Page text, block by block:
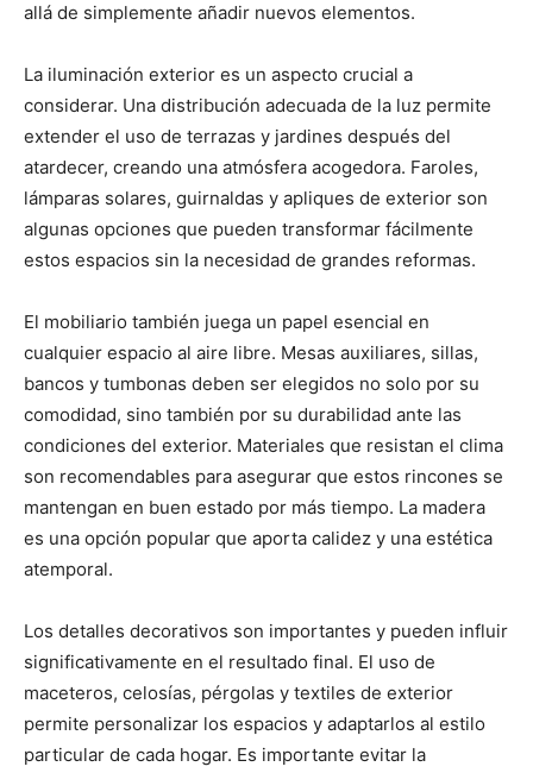
allá de simplemente añadir nuevos elementos.
La iluminación exterior es un aspecto crucial a
considerar. Una distribución adecuada de la luz permite
extender el uso de terrazas y jardines después del
atardecer, creando una atmósfera acogedora. Faroles,
lámparas solares, guirnaldas y apliques de exterior son
algunas opciones que pueden transformar fácilmente
estos espacios sin la necesidad de grandes reformas.
El mobiliario también juega un papel esencial en
cualquier espacio al aire libre. Mesas auxiliares, sillas,
bancos y tumbonas deben ser elegidos no solo por su
comodidad, sino también por su durabilidad ante las
condiciones del exterior. Materiales que resistan el clima
son recomendables para asegurar que estos rincones se
mantengan en buen estado por más tiempo. La madera
es una opción popular que aporta calidez y una estética
atemporal.
Los detalles decorativos son importantes y pueden influir
significativamente en el resultado final. El uso de
maceteros, celosías, pérgolas y textiles de exterior
permite personalizar los espacios y adaptarlos al estilo
particular de cada hogar. Es importante evitar la